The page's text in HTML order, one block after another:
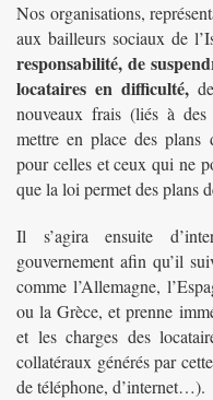
Nos organisations,
aux bailleurs sociaux de
responsabilité, de
locataires en difficulté,
nouveaux frais (liés à
mettre en place des plans
pour celles et ceux qui ne
que la loi permet des plans
Il s’agira ensuite
gouvernement afin qu’il
comme l’Allemagne,
ou la Grèce, et prenne
et les charges des
collatéraux générés par
de téléphone, d’internet…).